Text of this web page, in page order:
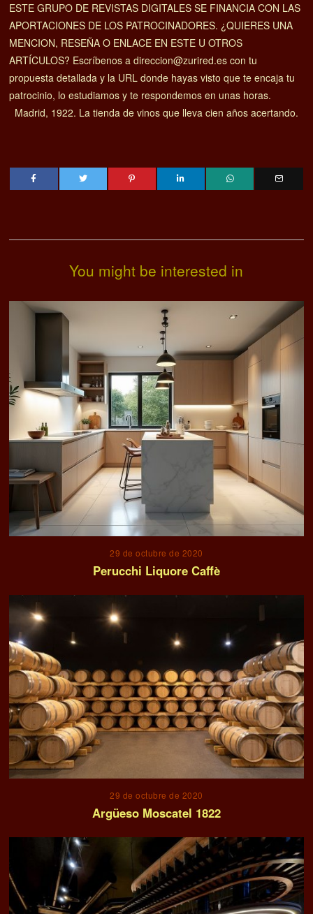
ESTE GRUPO DE REVISTAS DIGITALES SE FINANCIA CON LAS
APORTACIONES DE LOS PATROCINADORES. ¿QUIERES UNA
MENCION, RESEÑA O ENLACE EN ESTE U OTROS
ARTÍCULOS? Escríbenos a direccion@zurired.es con tu
propuesta detallada y la URL donde hayas visto que te encaja tu
patrocinio, lo estudiamos y te respondemos en unas horas.
Madrid, 1922. La tienda de vinos que lleva cien años acertando.
You might be interested in
29 de octubre de 2020
Perucchi Liquore Caffè
29 de octubre de 2020
Argüeso Moscatel 1822